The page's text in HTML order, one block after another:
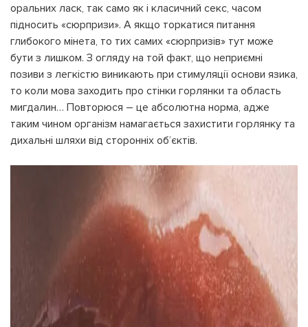
оральних ласк, так само як і класичний секс, часом
підносить «сюрпризи». А якщо торкатися питання
глибокого мінета, то тих самих «сюрпризів» тут може
бути з лишком. З огляду на той факт, що неприємні
позиви з легкістю виникають при стимуляції основи язика,
то коли мова заходить про стінки горлянки та область
мигдалин… Повторюся – це абсолютна норма, адже
таким чином організм намагається захистити горлянку та
дихальні шляхи від сторонніх об’єктів.